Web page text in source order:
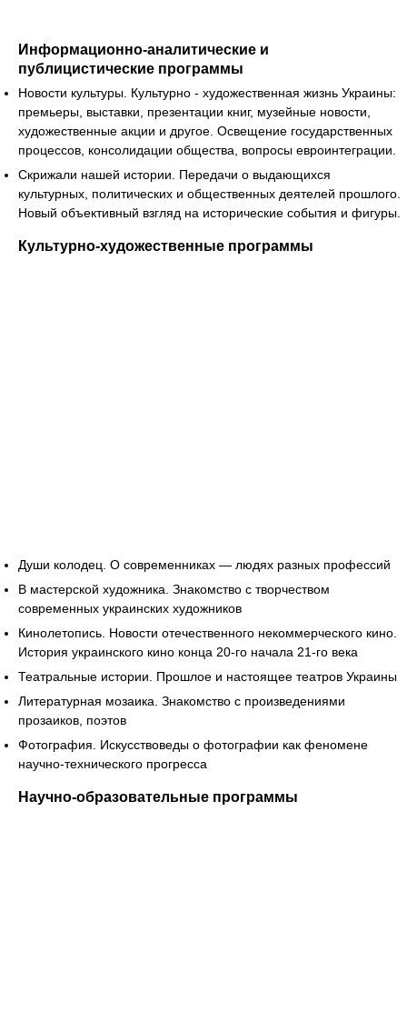
Информационно-аналитические и
публицистические программы
Новости культуры. Культурно - художественная жизнь Украины:
премьеры, выставки, презентации книг, музейные новости,
художественные акции и другое. Освещение государственных
процессов, консолидации общества, вопросы евроинтеграции.
Скрижали нашей истории. Передачи о выдающихся
культурных, политических и общественных деятелей прошлого.
Новый объективный взгляд на исторические события и фигуры.
Культурно-художественные программы
Души колодец. О современниках — людях разных профессий
В мастерской художника. Знакомство с творчеством
современных украинских художников
Кинолетопись. Новости отечественного некоммерческого кино.
История украинского кино конца 20-го начала 21-го века
Театральные истории. Прошлое и настоящее театров Украины
Литературная мозаика. Знакомство с произведениями
прозаиков, поэтов
Фотография. Искусствоведы о фотографии как феномене
научно-технического прогресса
Научно-образовательные программы